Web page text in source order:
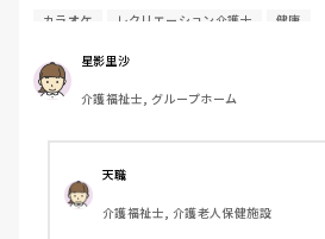
・・・・・・
・・・・・・
・・・・・・取れてしまった(￣▽￣;)
そんな気はしたけど
その通りになるなんて(￣▽￣;)
自宅受験とはいえ1ヶ月だけど(￣▽￣;)
カラオケ レクリエーション介護士 健康
星影里沙
介護福祉士, グループホーム
天職
介護福祉士, 介護老人保健施設